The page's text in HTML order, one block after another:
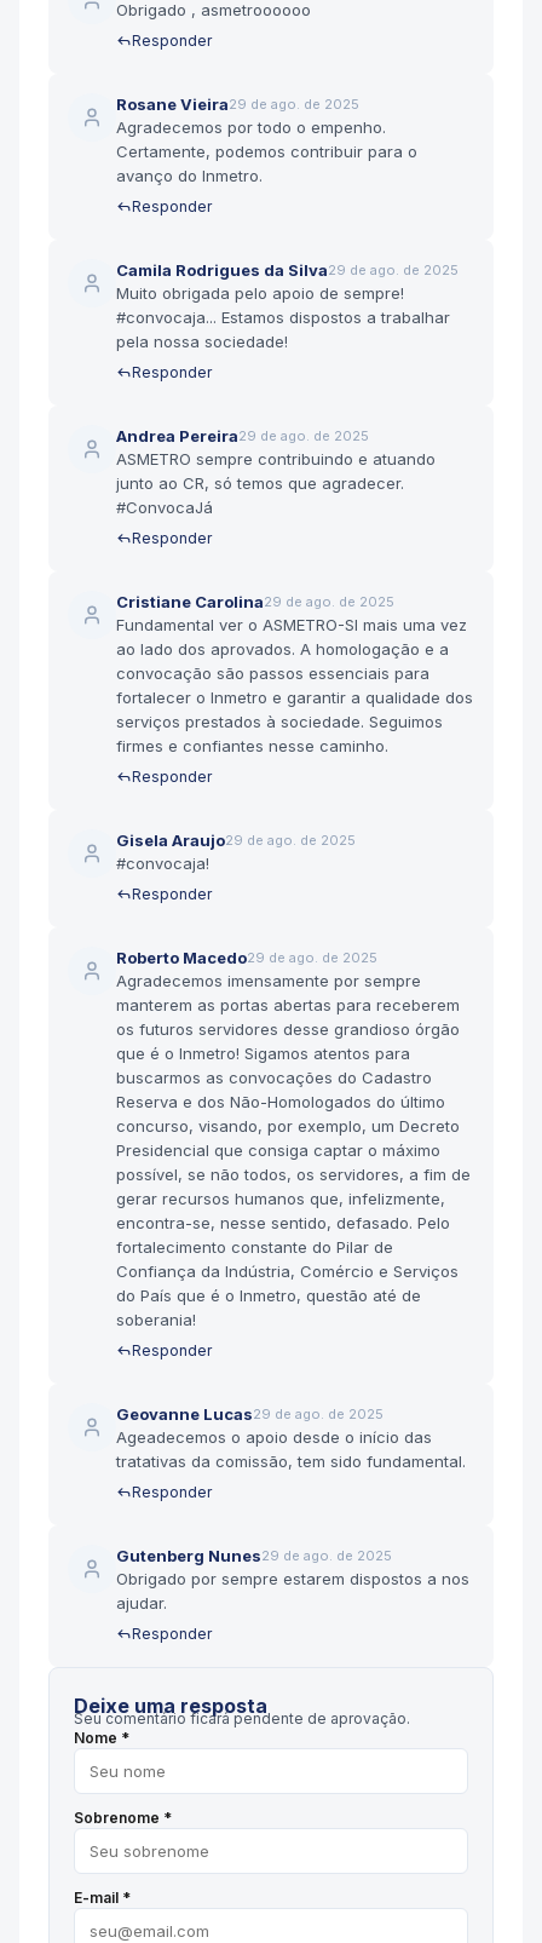
Obrigado , asmetroooooo
Responder
Rosane Vieira29 de ago. de 2025
Agradecemos por todo o empenho.
Certamente, podemos contribuir para o
avanço do Inmetro.
Responder
Camila Rodrigues da Silva29 de ago. de 2025
Muito obrigada pelo apoio de sempre!
#convocaja... Estamos dispostos a trabalhar
pela nossa sociedade!
Responder
Andrea Pereira29 de ago. de 2025
ASMETRO sempre contribuindo e atuando
junto ao CR, só temos que agradecer.
#ConvocaJá
Responder
Cristiane Carolina29 de ago. de 2025
Fundamental ver o ASMETRO-SI mais uma vez
ao lado dos aprovados. A homologação e a
convocação são passos essenciais para
fortalecer o Inmetro e garantir a qualidade dos
serviços prestados à sociedade. Seguimos
firmes e confiantes nesse caminho.
Responder
Gisela Araujo29 de ago. de 2025
#convocaja!
Responder
Roberto Macedo29 de ago. de 2025
Agradecemos imensamente por sempre
manterem as portas abertas para receberem
os futuros servidores desse grandioso órgão
que é o Inmetro! Sigamos atentos para
buscarmos as convocações do Cadastro
Reserva e dos Não-Homologados do último
concurso, visando, por exemplo, um Decreto
Presidencial que consiga captar o máximo
possível, se não todos, os servidores, a fim de
gerar recursos humanos que, infelizmente,
encontra-se, nesse sentido, defasado. Pelo
fortalecimento constante do Pilar de
Confiança da Indústria, Comércio e Serviços
do País que é o Inmetro, questão até de
soberania!
Responder
Geovanne Lucas29 de ago. de 2025
Ageadecemos o apoio desde o início das
tratativas da comissão, tem sido fundamental.
Responder
Gutenberg Nunes29 de ago. de 2025
Obrigado por sempre estarem dispostos a nos
ajudar.
Responder
Deixe uma resposta
Seu comentário ficará pendente de aprovação.
Nome *
Sobrenome *
E-mail *